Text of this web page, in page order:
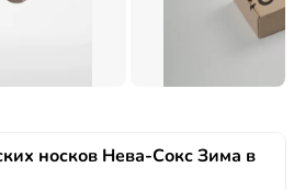
носков Нева-Сокс Зима в